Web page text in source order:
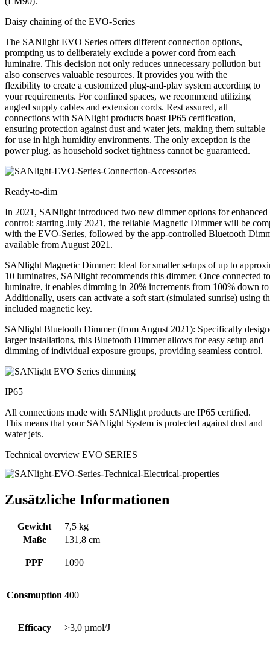
Daisy chaining of the EVO-Series
The SANlight EVO Series offers different connection options,
prompting us to deliberately exclude a power cord from each
luminaire. This decision not only reduces unnecessary pollution but
also conserves valuable resources. It provides you with the
flexibility to create a customized plug-and-play system according to
your requirements. For confined spaces, we recommend utilizing
angled supply cables and extension cords. Rest assured, all
connections with SANlight products boast IP65 certification,
ensuring protection against dust and water jets, making them suitable
for use in high humidity environments. The only exception is the
power plug, as household socket tightness cannot be guaranteed.
Ready-to-dim
In 2021, SANlight introduced two new dimmer options for enhanced
control: starting July 2021, the reliable Magnetic Dimmer will be
with the EVO-Series, followed by the app-controlled Bluetooth
available from August 2021.
SANlight Magnetic Dimmer: Ideal for smaller setups of up to
10 luminaires, SANlight recommends this dimmer. Once connected
luminaire, it enables dimming in 20% increments from 100% down
Additionally, users can activate a soft start (simulated sunrise) using
included magnetic key.
SANlight Bluetooth Dimmer (from August 2021): Specifically
larger installations, this Bluetooth Dimmer allows for easy setup and
dimming of individual exposure groups, providing seamless control.
IP65
All connections made with SANlight products are IP65 certified.
This means that your SANlight System is protected against dust and
water jets.
Technical overview EVO SERIES
Zusätzliche Informationen
Gewicht
7,5 kg
Maße
131,8 cm
PPF 1090
Consmuption 400
Efficacy >3,0 µmol/J